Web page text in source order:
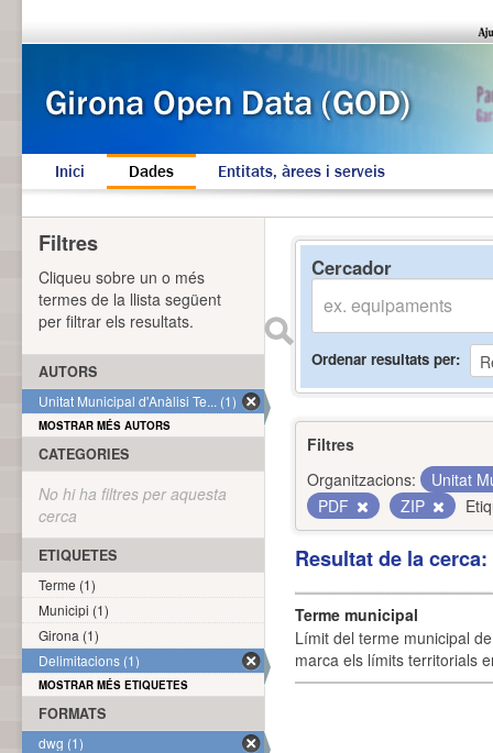
Inici Dades Entitats, àrees i serveis
Cercador
Ordenar resultats per
Filtres
Organitzacions:
Unitat
PDF
ZIP
Resultat de la
Terme municipal
Límit del terme municipal
marca els límits territorials
Filtres
Cliqueu sobre un o més
termes de la llista següent
per filtrar els resultats.
AUTORS
Unitat Municipal d'Anàlisi Te... (1)
MOSTRAR MÉS AUTORS
CATEGORIES
No hi ha filtres per aquesta
cerca
ETIQUETES
Terme (1)
Municipi (1)
Girona (1)
Delimitacions (1)
MOSTRAR MÉS ETIQUETES
FORMATS
dwg (1)